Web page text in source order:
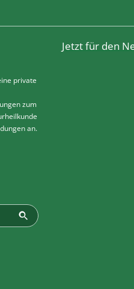
private
zum
an.
Jetzt für den